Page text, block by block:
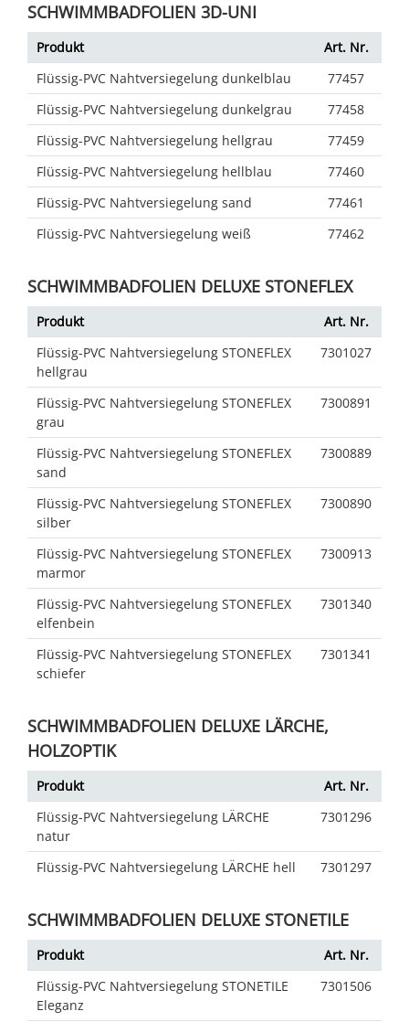
SCHWIMMBADFOLIEN 3D-UNI
Produkt
Art. Nr.
Flüssig-PVC Nahtversiegelung dunkelblau
77457
Flüssig-PVC Nahtversiegelung dunkelgrau
77458
Flüssig-PVC Nahtversiegelung hellgrau
77459
Flüssig-PVC Nahtversiegelung hellblau
77460
Flüssig-PVC Nahtversiegelung sand
77461
Flüssig-PVC Nahtversiegelung weiß
77462
SCHWIMMBADFOLIEN DELUXE STONEFLEX
Produkt
Art. Nr.
Flüssig-PVC Nahtversiegelung STONEFLEX
hellgrau
7301027
Flüssig-PVC Nahtversiegelung STONEFLEX
grau
7300891
Flüssig-PVC Nahtversiegelung STONEFLEX
sand
7300889
Flüssig-PVC Nahtversiegelung STONEFLEX
silber
7300890
Flüssig-PVC Nahtversiegelung STONEFLEX
marmor
7300913
Flüssig-PVC Nahtversiegelung STONEFLEX
elfenbein
7301340
Flüssig-PVC Nahtversiegelung STONEFLEX
schiefer
7301341
SCHWIMMBADFOLIEN DELUXE LÄRCHE,
HOLZOPTIK
Produkt
Art. Nr.
Flüssig-PVC Nahtversiegelung LÄRCHE
natur
7301296
Flüssig-PVC Nahtversiegelung LÄRCHE hell 7301297
SCHWIMMBADFOLIEN DELUXE STONETILE
Produkt
Art. Nr.
Flüssig-PVC Nahtversiegelung STONETILE
Eleganz
7301506